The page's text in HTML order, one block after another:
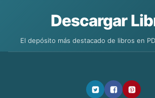
Descargar
El depósito más destacado de libros en